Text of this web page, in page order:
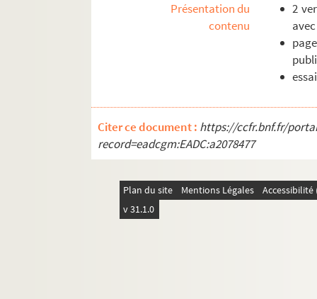
Présentation du
contenu
2
Citer ce document : https://ccfr.bnf.fr/
record=eadcgm:EADC:a2078477
Plan du site Mentions Légales
v 31.1.0